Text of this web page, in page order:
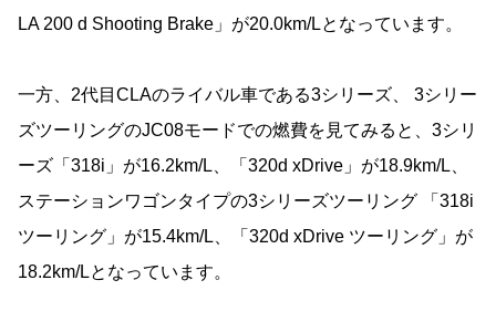
LA 200 d Shooting Brake」が20.0km/Lとなっています。
一方、2代目CLAのライバル車である3シリーズ、 3シリー
ズツーリングのJC08モードでの燃費を見てみると、3シリ
ーズ「318i」が16.2km/L、「320d xDrive」が18.9km/L、
ステーションワゴンタイプの3シリーズツーリング 「318i
ツーリング」が15.4km/L、「320d xDrive ツーリング」が
18.2km/Lとなっています。